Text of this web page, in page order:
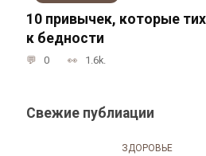
10 привычек, которые
к бедности
0 1.6k.
Свежие публиации
ЗДОРОВЬЕ